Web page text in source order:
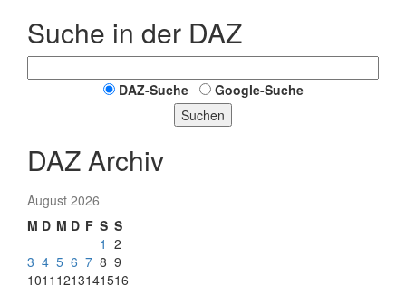
Suche in der DAZ
DAZ-Suche
Google-Suche
Suchen
DAZ Archiv
August 2026
M D M D F S S
1 2
3 4 5 6 7 8 9
1011 1213141516